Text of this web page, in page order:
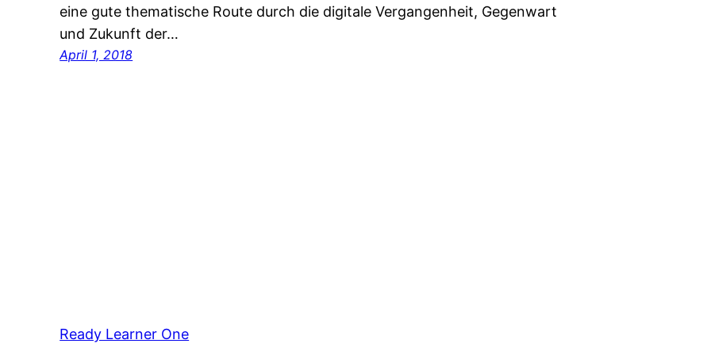
eine gute thematische Route durch die digitale Vergangenheit, Gegenwart
und Zukunft der…
April 1, 2018
Ready Learner One